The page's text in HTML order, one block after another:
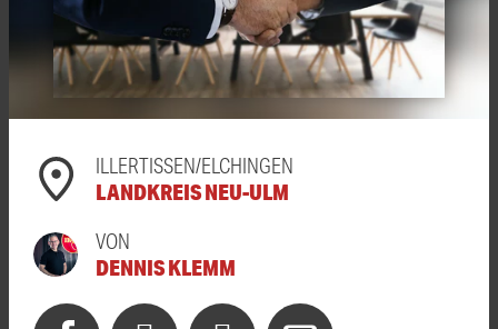
ILLERTISSEN/ELCHINGEN
LANDKREIS NEU-ULM
VON
DENNIS KLEMM